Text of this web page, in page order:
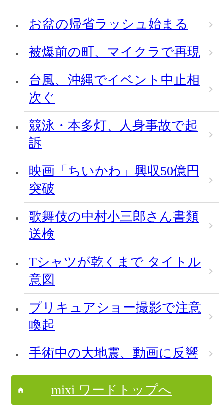
お盆の帰省ラッシュ始まる
被爆前の町、マイクラで再現
台風、沖縄でイベント中止相
次ぐ
競泳・本多灯、人身事故で起
訴
映画「ちいかわ」興収50億円
突破
歌舞伎の中村小三郎さん書類
送検
Tシャツが乾くまで タイトル
意図
プリキュアショー撮影で注意
喚起
手術中の大地震、動画に反響
mixi ワードトップへ